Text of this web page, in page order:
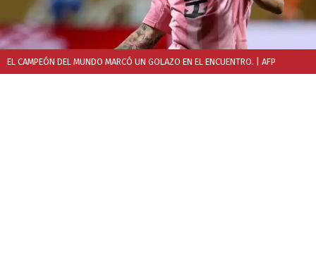
EL CAMPEÓN DEL MUNDO MARCÓ UN GOLAZO EN EL ENCUENTRO. | AFP